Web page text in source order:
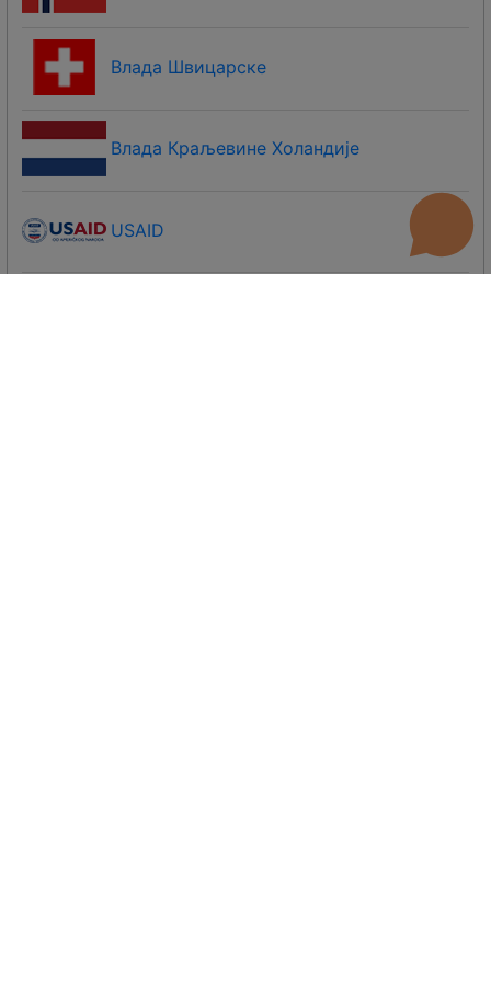
Влада Швицарске
Влада Краљевине Холандије
USAID